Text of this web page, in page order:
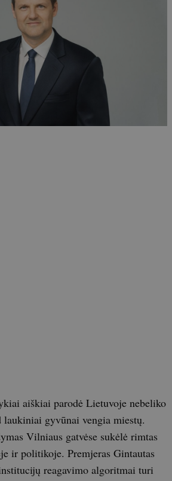
aiškiai parodė Lietuvoje nebeliko
gyvūnai vengia miestų.
Vilniaus gatvėse sukėlė rimtas
ir politikoje. Premjeras Gintautas
reagavimo algoritmai turi